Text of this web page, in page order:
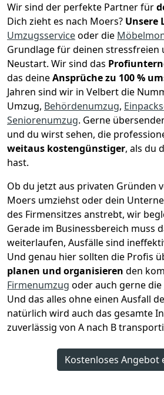
Wir sind der perfekte Partner für
Dich zieht es nach Moers? Unsere
Umzugsserviceoder die
Grundlage für deinen stressfreien
Neustart. Wir sind das
das deineAnsprüche zu 100 %
Jahren sind wir in Velbert die
Umzug, Behördenumzug,
Seniorenumzug. Gerne
und du wirst sehen, die
weitaus kostengünstiger, als du
hast.
Ob du jetzt aus privaten Gründen
Moers umziehst oder dein
des Firmensitzes anstrebt, wir
Gerade im Businessbereich muss
weiterlaufen, Ausfälle sind
Und genau hier sollten die Profis
planen und organisieren den
Firmenumzug oder auch gerne die
Und das alles ohne einen Ausfall
natürlich wird auch das gesamte
zuverlässig von A nach B
Kostenloses Angebot